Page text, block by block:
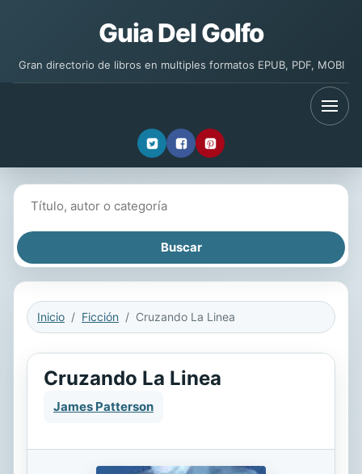
Guia Del Golfo
Gran directorio de libros en multiples formatos EPUB, PDF, MOBI
Inicio Ficción Cruzando La Linea
Cruzando La Linea
James Patterson